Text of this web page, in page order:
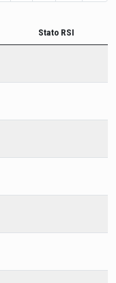
Stato RSI